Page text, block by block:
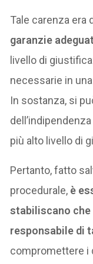
Tale carenza era
garanzie
livello di
necessarie in
In sostanza, si
più alto livello di
Pertanto, fatto
procedurale, è
stabiliscano che
responsabile di
compromettere i